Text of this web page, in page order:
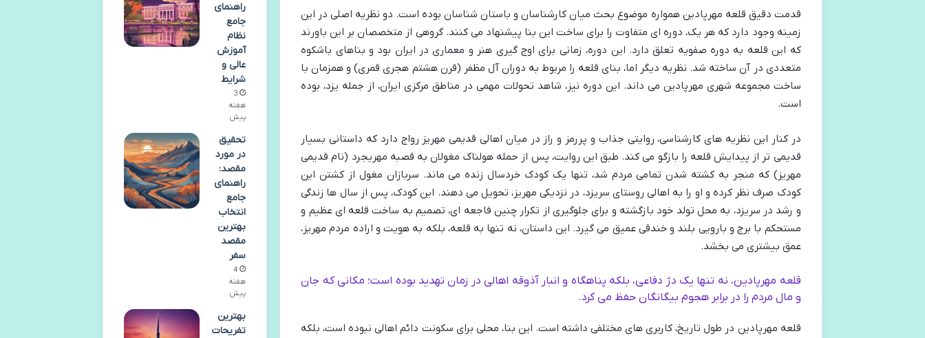
قدمت دقیق قلعه مهرپادین همواره موضوع بحث میان کارشناسان و باستان شناسان بوده است. دو نظریه اصلی در این
زمینه وجود دارد که هر یک، دوره ای متفاوت را برای ساخت این بنا پیشنهاد می کنند. گروهی از متخصصان بر این باورند
که این قلعه به دوره صفویه تعلق دارد. این دوره، زمانی برای اوج گیری هنر و معماری در ایران بود و بناهای باشکوه
متعددی در آن ساخته شد. نظریه دیگر اما، بنای قلعه را مربوط به دوران آل مظفر (قرن هشتم هجری قمری) و همزمان با
ساخت مجموعه شهری مهرپادین می داند. این دوره نیز، شاهد تحولات مهمی در مناطق مرکزی ایران، از جمله یزد، بوده
است.
در کنار این نظریه های کارشناسی، روایتی جذاب و پررمز و راز در میان اهالی قدیمی مهریز رواج دارد که داستانی بسیار
قدیمی تر از پیدایش قلعه را بازگو می کند. طبق این روایت، پس از حمله هولناک مغولان به قصبه مهریجرد (نام قدیمی
مهریز) که منجر به کشته شدن تمامی مردم شد، تنها یک کودک خردسال زنده می ماند. سربازان مغول از کشتن این
کودک صرف نظر کرده و او را به اهالی روستای سریزد، در نزدیکی مهریز، تحویل می دهند. این کودک، پس از سال ها زندگی
و رشد در سریزد، به محل تولد خود بازگشته و برای جلوگیری از تکرار چنین فاجعه ای، تصمیم به ساخت قلعه ای عظیم و
مستحکم با برج و بارویی بلند و خندقی عمیق می گیرد. این داستان، نه تنها به قلعه، بلکه به هویت و اراده مردم مهریز،
عمق بیشتری می بخشد.
قلعه مهرپادین، نه تنها یک دژ دفاعی، بلکه پناهگاه و انبار آذوقه اهالی در زمان تهدید بوده است؛ مکانی که جان
و مال مردم را در برابر هجوم بیگانگان حفظ می کرد.
قلعه مهرپادین در طول تاریخ، کاربری های مختلفی داشته است. این بنا، محلی برای سکونت دائم اهالی نبوده است، بلکه
راهنمای
جامع
نظام
آموزش
عالی و
شرایط
3
هفته
پیش
تحقیق
در مورد
مقصد:
راهنمای
جامع
انتخاب
بهترین
مقصد
سفر
4
هفته
پیش
بهترین
تفریحات